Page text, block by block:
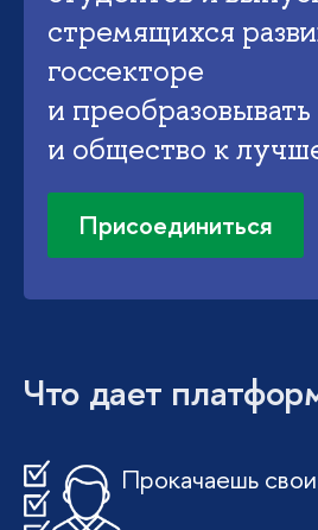
стремящихся
госсекторе
и
и общество к
Присоединиться
Что дает
Прокачаешь